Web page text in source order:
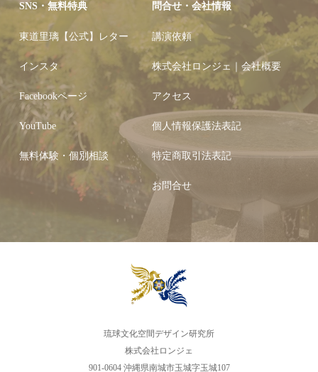
SNS・無料特典
東道里璃【公式】レター
インスタ
Facebookページ
YouTube
無料体験・個別相談
問合せ・会社情報
講演依頼
株式会社ロンジェ｜会社概要
アクセス
個人情報保護法表記
特定商取引法表記
お問合せ
琉球文化空間デザイン研究所
株式会社ロンジェ
901-0604 沖縄県南城市玉城字玉城107